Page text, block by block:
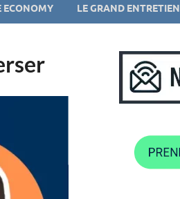
ECONOMY LE GRAND ENTRETIEN